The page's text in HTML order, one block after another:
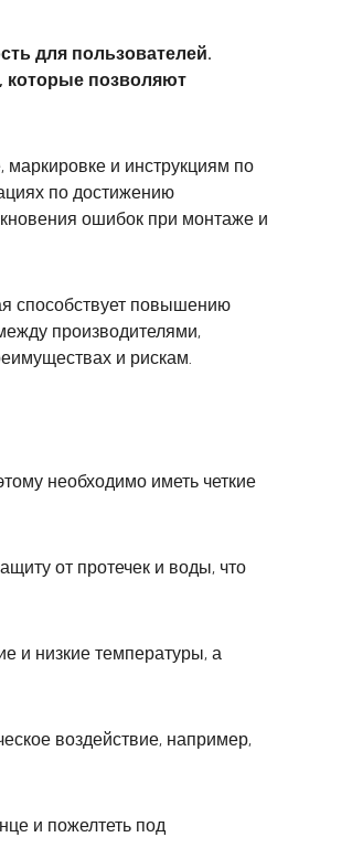
для пользователей.
которые позволяют
и инструкциям по
по достижению
ошибок при монтаже и
способствует повышению
производителями,
и рискам.
необходимо иметь четкие
от протечек и воды, что
и низкие температуры, а
воздействие, например,
и пожелтеть под